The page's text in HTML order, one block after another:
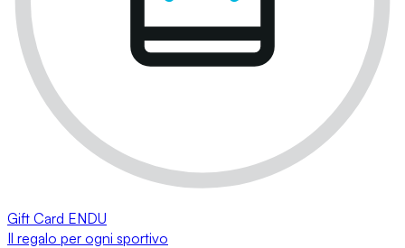
Gift Card ENDU
Il regalo per ogni sportivo